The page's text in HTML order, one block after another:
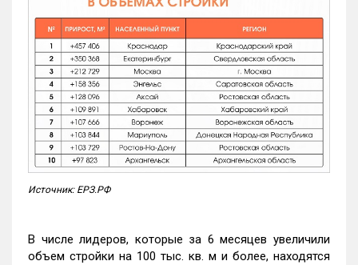
Источник: ЕРЗ.РФ
В числе лидеров, которые за 6 месяцев увеличили
объем стройки на 100 тыс. кв. м и более, находятся